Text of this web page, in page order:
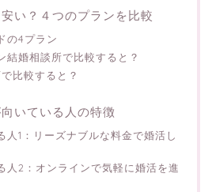
い？４つのプランを比較
の4プラン
結婚相談所で比較すると？
比較すると？
いている人の特徴
人1：リーズナブルな料金で婚活し
人2：オンラインで気軽に婚活を進